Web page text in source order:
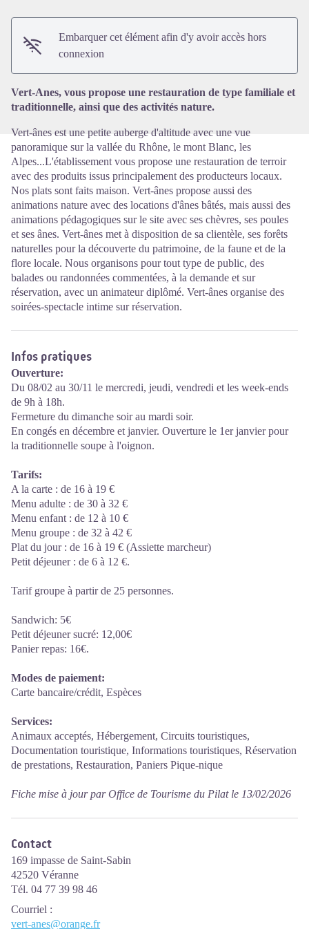
Voir l'image en plein écran
Embarquer cet élément afin d'y avoir accès hors
connexion
Vert-Anes, vous propose une restauration de type familiale et
traditionnelle, ainsi que des activités nature.
Vert-ânes est une petite auberge d'altitude avec une vue
panoramique sur la vallée du Rhône, le mont Blanc, les
Alpes...L'établissement vous propose une restauration de terroir
avec des produits issus principalement des producteurs locaux.
Nos plats sont faits maison. Vert-ânes propose aussi des
animations nature avec des locations d'ânes bâtés, mais aussi des
animations pédagogiques sur le site avec ses chèvres, ses poules
et ses ânes. Vert-ânes met à disposition de sa clientèle, ses forêts
naturelles pour la découverte du patrimoine, de la faune et de la
flore locale. Nous organisons pour tout type de public, des
balades ou randonnées commentées, à la demande et sur
réservation, avec un animateur diplômé. Vert-ânes organise des
soirées-spectacle intime sur réservation.
Infos pratiques
Ouverture:
Du 08/02 au 30/11 le mercredi, jeudi, vendredi et les week-ends
de 9h à 18h.
Fermeture du dimanche soir au mardi soir.
En congés en décembre et janvier. Ouverture le 1er janvier pour
la traditionnelle soupe à l'oignon.
Tarifs:
A la carte : de 16 à 19 €
Menu adulte : de 30 à 32 €
Menu enfant : de 12 à 10 €
Menu groupe : de 32 à 42 €
Plat du jour : de 16 à 19 € (Assiette marcheur)
Petit déjeuner : de 6 à 12 €.
Tarif groupe à partir de 25 personnes.
Sandwich: 5€
Petit déjeuner sucré: 12,00€
Panier repas: 16€.
Modes de paiement:
Carte bancaire/crédit, Espèces
Services:
Animaux acceptés, Hébergement, Circuits touristiques,
Documentation touristique, Informations touristiques, Réservation
de prestations, Restauration, Paniers Pique-nique
Fiche mise à jour par Office de Tourisme du Pilat le 13/02/2026
Contact
169 impasse de Saint-Sabin
42520 Véranne
Tél. 04 77 39 98 46
Courriel :
vert-anes@orange.fr